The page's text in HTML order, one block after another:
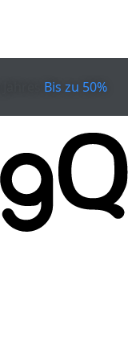
Bis zu 50%